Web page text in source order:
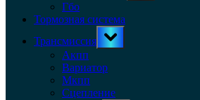
Гбо
Тормозная система
Трансмиссия
Toggle
sub-
Акпп
Вариатор
Мкпп
Сцепление